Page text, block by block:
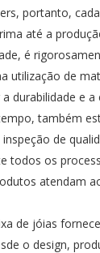
portanto,
até a
é
utilização de
durabilidade e a
também
de
todos os
atendam
de jóias
o design,